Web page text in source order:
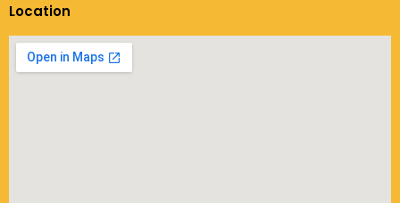
Location